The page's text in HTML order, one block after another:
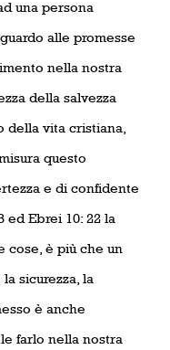
una persona
alle promesse
nella nostra
della salvezza
della vita cristiana,
questo
e di confidente
ed Ebrei 10: 22 la
cose, è più che un
sicurezza, la
è anche
farlo nella nostra